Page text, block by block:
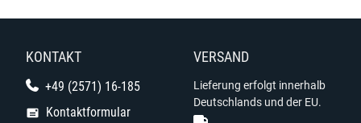
KONTAKT
+49 (2571) 16-185
Kontaktformular
VERSAND
Lieferung erfolgt innerhalb
Deutschlands und der EU.